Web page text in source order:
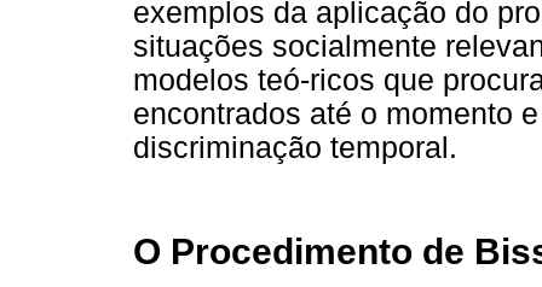
exemplos da aplicação do
situações socialmente
modelos teó-ricos que
encontrados até o momento
discriminação temporal.
O Procedimento de